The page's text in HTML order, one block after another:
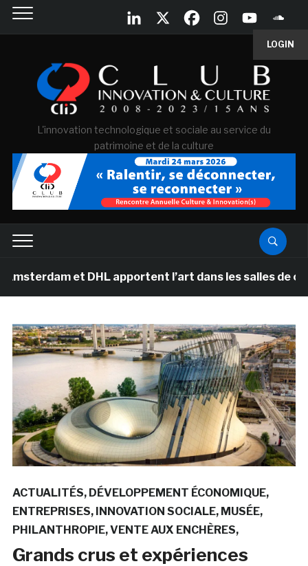
LOGIN
L'innovation technologique et sociale au service du
patrimoine et de la culture
et DHL apportent l’art dans les salles de classe
ACTUALITÉS DÉVELOPPEMENT ÉCONOMIQUE
ENTREPRISES INNOVATION SOCIALE MUSÉE
PHILANTHROPIE VENTE AUX ENCHÈRES
Grands crus et expériences